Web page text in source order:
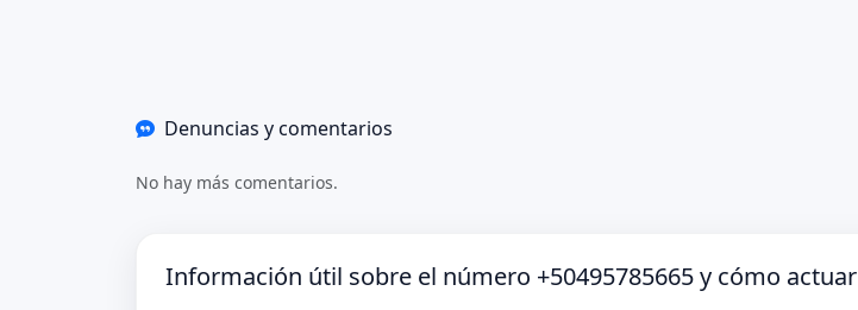
Denuncias y comentarios
No hay más comentarios.
Información útil sobre el número +50495785665 y cómo actuar